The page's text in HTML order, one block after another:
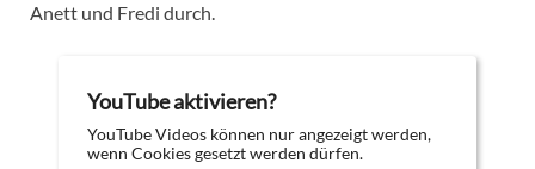
Anett und Fredi durch.
YouTube aktivieren?
YouTube Videos können nur angezeigt werden,
wenn Cookies gesetzt werden dürfen.